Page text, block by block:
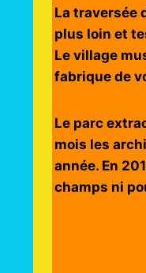
La traversée
plus loin et
Le village
fabrique de
Le parc
mois les
année. En
champs ni